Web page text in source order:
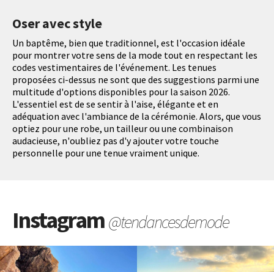
Oser avec style
Un baptême, bien que traditionnel, est l'occasion idéale
pour montrer votre sens de la mode tout en respectant les
codes vestimentaires de l'événement. Les tenues
proposées ci-dessus ne sont que des suggestions parmi une
multitude d'options disponibles pour la saison 2026.
L'essentiel est de se sentir à l'aise, élégante et en
adéquation avec l'ambiance de la cérémonie. Alors, que vous
optiez pour une robe, un tailleur ou une combinaison
audacieuse, n'oubliez pas d'y ajouter votre touche
personnelle pour une tenue vraiment unique.
Instagram@tendancesdemode